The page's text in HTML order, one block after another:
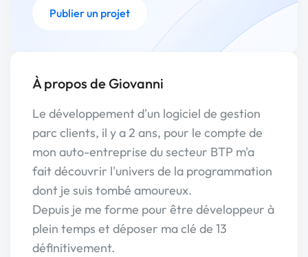
Publier un projet
À propos de Giovanni
Le développement d'un logiciel de gestion
parc clients, il y a 2 ans, pour le compte de
mon auto-entreprise du secteur BTP m'a
fait découvrir l'univers de la programmation
dont je suis tombé amoureux.
Depuis je me forme pour être développeur à
plein temps et déposer ma clé de 13
définitivement.